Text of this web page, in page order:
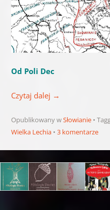
Od Poli Dec
Czytaj dalej →
Opublikowany wSłowianie
Wielka Lechia
3 komentarze